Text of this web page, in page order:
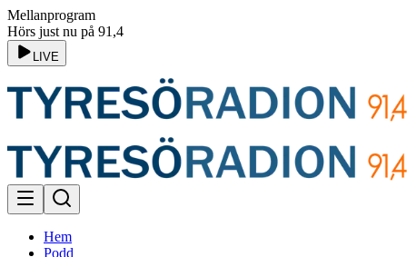
Mellanprogram
Hörs just nu på 91,4
LIVE
Hem
Podd